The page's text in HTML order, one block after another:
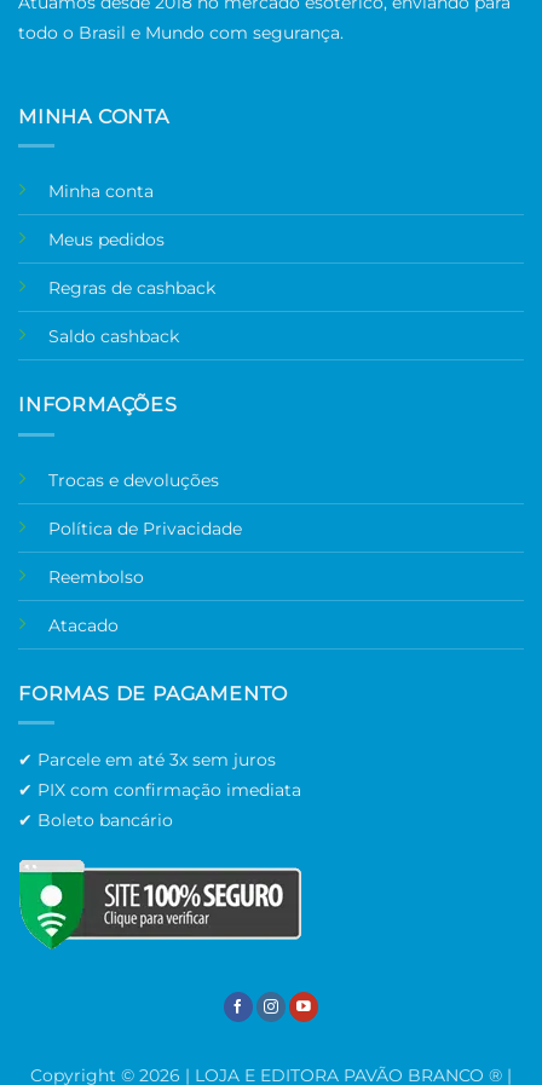
todo o Brasil e Mundo com segurança.
MINHA CONTA
Minha conta
Meus pedidos
Regras de cashback
Saldo cashback
INFORMAÇÕES
Trocas e devoluções
Política de Privacidade
Reembolso
Atacado
FORMAS DE PAGAMENTO
✔ Parcele em até 3x sem juros
✔ PIX com confirmação imediata
✔ Boleto bancário
Copyright © 2026 | LOJA E EDITORA PAVÃO BRANCO ® |